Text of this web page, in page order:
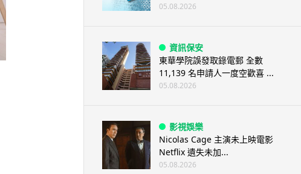
05.08.2026
資訊保安
東華學院誤發取錄電郵 全數
11,139 名申請人一度空歡喜 ...
05.08.2026
影視娛樂
Nicolas Cage 主演未上映電影
Netflix 遺失未加...
05.08.2026